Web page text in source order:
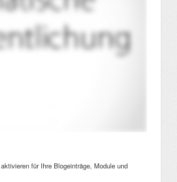
für Ihre Blogeinträge, Module und